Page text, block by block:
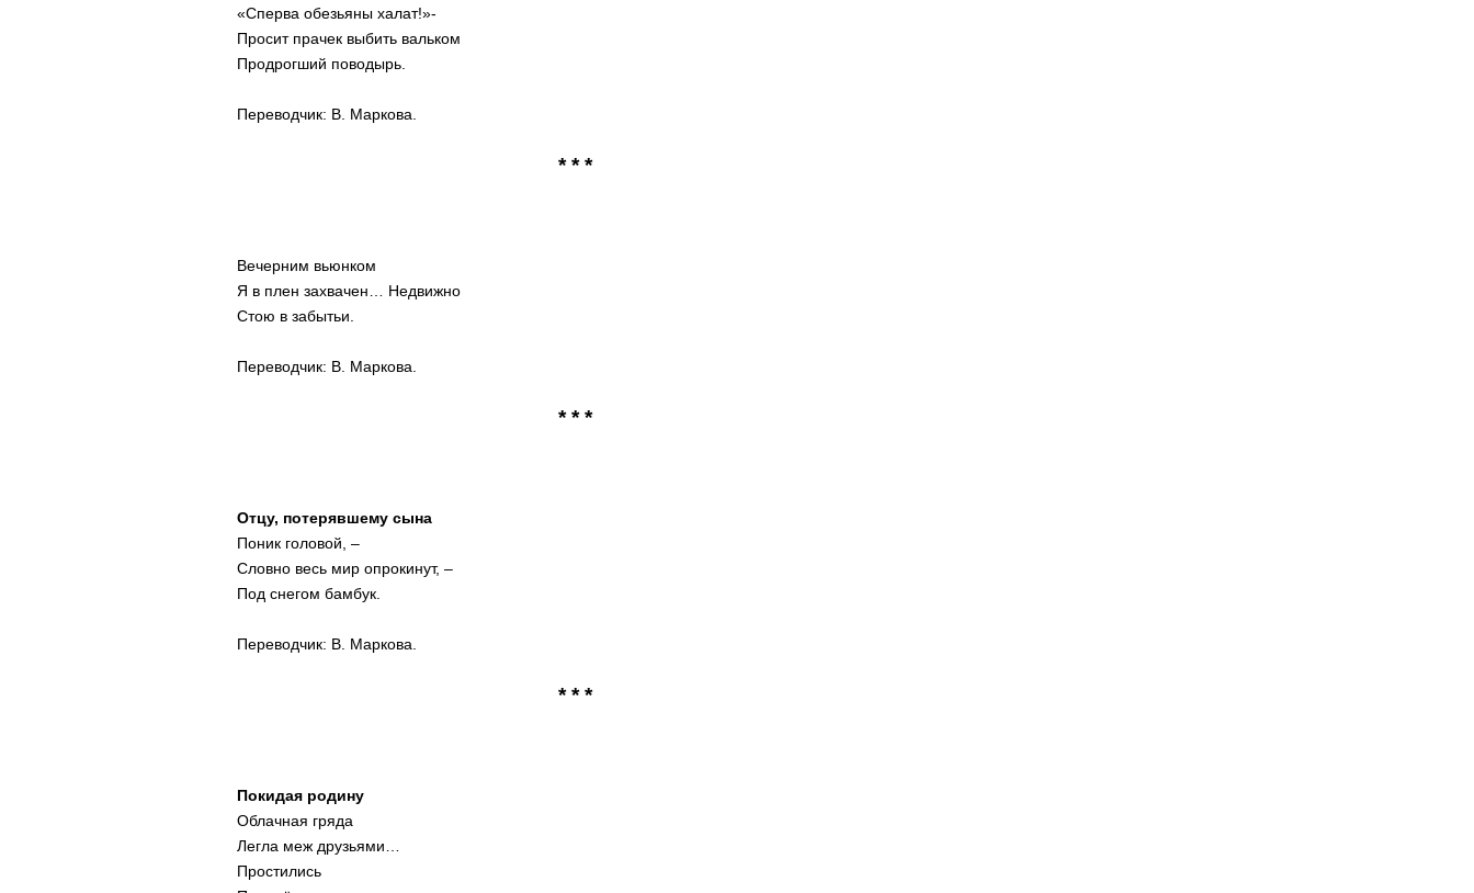
«Сперва обезьяны халат!»-
Просит прачек выбить вальком
Продрогший поводырь.
Переводчик: В. Маркова.
* * *
Вечерним вьюнком
Я в плен захвачен… Недвижно
Стою в забытьи.
Переводчик: В. Маркова.
* * *
Отцу, потерявшему сына
Поник головой, –
Словно весь мир опрокинут, –
Под снегом бамбук.
Переводчик: В. Маркова.
* * *
Покидая родину
Облачная гряда
Легла меж друзьями…
Простились